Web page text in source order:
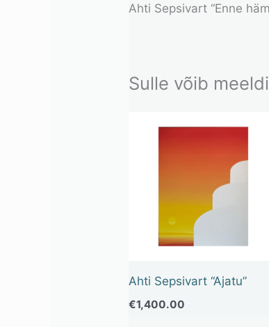
Ahti Sepsivart “Enne
Sulle võib
Ahti Sepsivart “Ajatu”
€1,400.00